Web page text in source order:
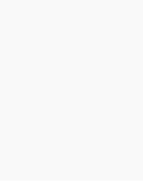
communication et
artistique
production
; chargé.e